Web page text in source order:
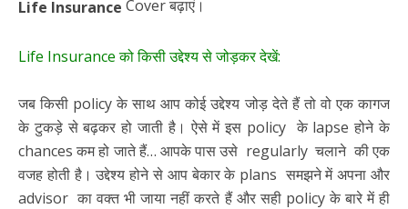
Life Insurance Cover बढ़ाएं।
Life Insurance को किसी उद्देश्य से जोड़कर देखें:
जब किसी policy के साथ आप कोई उद्देश्य जोड़ देते हैं तो वो एक कागज
के टुकड़े से बढ़कर हो जाती है। ऐसे में इस policy के lapse होने के
chances कम हो जाते हैं… आपके पास उसे regularly चलाने की एक
वजह होती है। उद्देश्य होने से आप बेकार के plans समझने में अपना और
advisor का वक्त भी जाया नहीं करते हैं और सही policy के बारे में ही